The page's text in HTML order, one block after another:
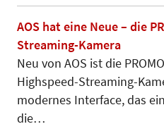
AOS hat eine Neue – die
Streaming-Kamera
Neu von AOS ist die
Highspeed-Streaming-
modernes Interface, das
die…